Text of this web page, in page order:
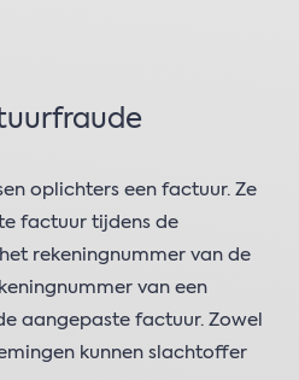
oplichters een factuur. Ze
factuur tijdens de
rekeningnummer van de
van een
aangepaste factuur. Zowel
kunnen slachtoffer